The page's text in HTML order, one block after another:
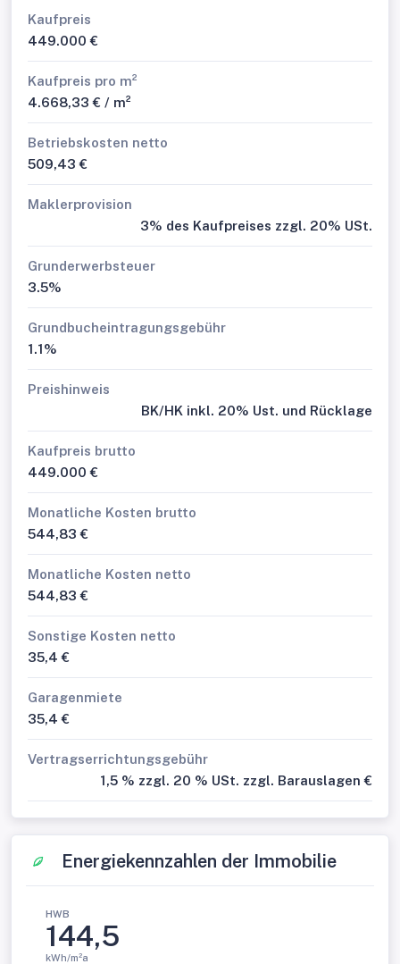
Kaufpreis
449.000 €
Kaufpreis pro m²
4.668,33 € / m²
Betriebskosten netto
509,43 €
Maklerprovision
3% des Kaufpreises zzgl. 20% USt.
Grunderwerbsteuer
3.5%
Grundbucheintragungsgebühr
1.1%
Preishinweis
BK/HK inkl. 20% Ust. und Rücklage
Kaufpreis brutto
449.000 €
Monatliche Kosten brutto
544,83 €
Monatliche Kosten netto
544,83 €
Sonstige Kosten netto
35,4 €
Garagenmiete
35,4 €
Vertragserrichtungsgebühr
1,5 % zzgl. 20 % USt. zzgl. Barauslagen €
Energiekennzahlen der Immobilie
HWB
144,5
kWh/m²a